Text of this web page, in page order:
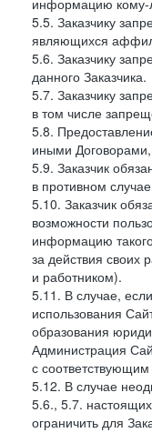
информацию кому-
5.5. Заказчику
являющихся
5.6. Заказчику
данного Заказчика.
5.7. Заказчику
в том числе
5.8.
иными
5.9. Заказчик
в противном
5.10. Заказчик
возможности
информацию
за действия
и работником).
5.11. В случае,
использования
образования
Администрация
с
5.12. В случае
5.6., 5.7.
ограничить для